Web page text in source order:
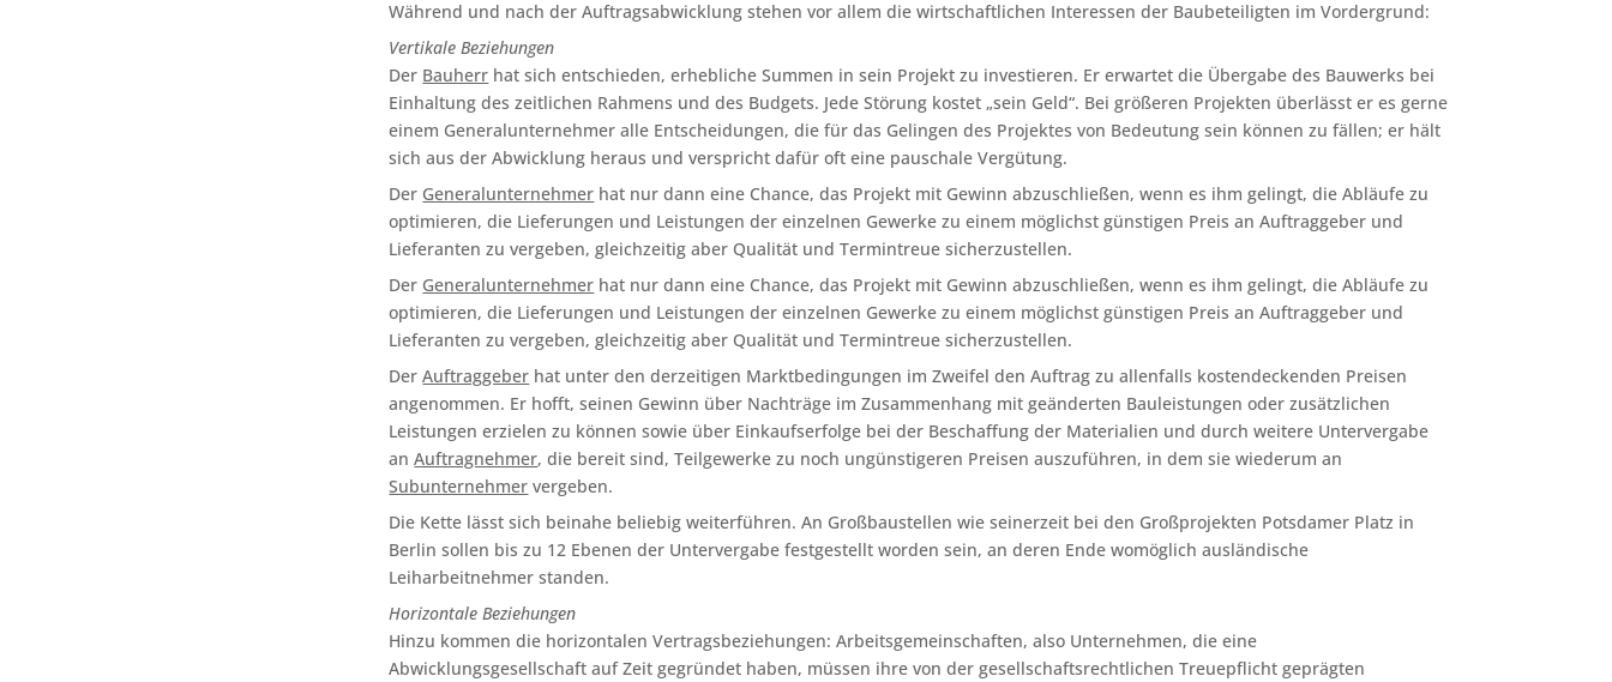
Während und nach der Auftragsabwicklung stehen vor allem die wirtschaftlichen Interessen der Baubeteiligten im Vordergrund:
Vertikale Beziehungen
Der Bauherr hat sich entschieden, erhebliche Summen in sein Projekt zu investieren. Er erwartet die Übergabe des Bauwerks bei
Einhaltung des zeitlichen Rahmens und des Budgets. Jede Störung kostet „sein Geld“. Bei größeren Projekten überlässt er es gerne
einem Generalunternehmer alle Entscheidungen, die für das Gelingen des Projektes von Bedeutung sein können zu fällen; er hält
sich aus der Abwicklung heraus und verspricht dafür oft eine pauschale Vergütung.
Der Generalunternehmer hat nur dann eine Chance, das Projekt mit Gewinn abzuschließen, wenn es ihm gelingt, die Abläufe zu
optimieren, die Lieferungen und Leistungen der einzelnen Gewerke zu einem möglichst günstigen Preis an Auftraggeber und
Lieferanten zu vergeben, gleichzeitig aber Qualität und Termintreue sicherzustellen.
Der Generalunternehmer hat nur dann eine Chance, das Projekt mit Gewinn abzuschließen, wenn es ihm gelingt, die Abläufe zu
optimieren, die Lieferungen und Leistungen der einzelnen Gewerke zu einem möglichst günstigen Preis an Auftraggeber und
Lieferanten zu vergeben, gleichzeitig aber Qualität und Termintreue sicherzustellen.
DerAuftraggeber hat unter den derzeitigen Marktbedingungen im Zweifel den Auftrag zu allenfalls kostendeckenden Preisen
angenommen. Er hofft, seinen Gewinn über Nachträge im Zusammenhang mit geänderten Bauleistungen oder zusätzlichen
Leistungen erzielen zu können sowie über Einkaufserfolge bei der Beschaffung der Materialien und durch weitere Untervergabe
anAuftragnehmer, die bereit sind, Teilgewerke zu noch ungünstigeren Preisen auszuführen, in dem sie wiederum an
Subunternehmer vergeben.
Die Kette lässt sich beinahe beliebig weiterführen. An Großbaustellen wie seinerzeit bei den Großprojekten Potsdamer Platz in
Berlin sollen bis zu 12 Ebenen der Untervergabe festgestellt worden sein, an deren Ende womöglich ausländische
Leiharbeitnehmer standen.
Horizontale Beziehungen
Hinzu kommen die horizontalen Vertragsbeziehungen: Arbeitsgemeinschaften, also Unternehmen, die eine
Abwicklungsgesellschaft auf Zeit gegründet haben, müssen ihre von der gesellschaftsrechtlichen Treuepflicht geprägten